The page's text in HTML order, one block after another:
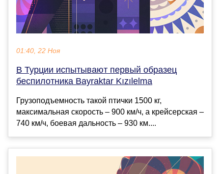
01:40, 22 Ноя
В Турции испытывают первый образец
беспилотника Bayraktar Kızılelma
Грузоподъемность такой птички 1500 кг,
максимальная скорость – 900 км/ч, а крейсерская –
740 км/ч, боевая дальность – 930 км....